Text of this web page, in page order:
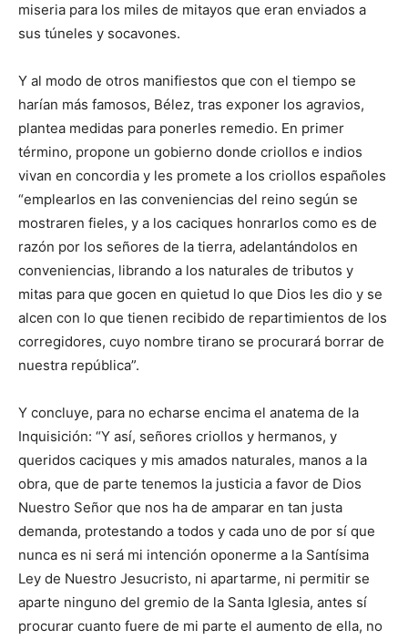
miseria para los miles de mitayos que eran enviados a
sus túneles y socavones.
Y al modo de otros manifiestos que con el tiempo se
harían más famosos, Bélez, tras exponer los agravios,
plantea medidas para ponerles remedio. En primer
término, propone un gobierno donde criollos e indios
vivan en concordia y les promete a los criollos españoles
“emplearlos en las conveniencias del reino según se
mostraren fieles, y a los caciques honrarlos como es de
razón por los señores de la tierra, adelantándolos en
conveniencias, librando a los naturales de tributos y
mitas para que gocen en quietud lo que Dios les dio y se
alcen con lo que tienen recibido de repartimientos de los
corregidores, cuyo nombre tirano se procurará borrar de
nuestra república”.
Y concluye, para no echarse encima el anatema de la
Inquisición: “Y así, señores criollos y hermanos, y
queridos caciques y mis amados naturales, manos a la
obra, que de parte tenemos la justicia a favor de Dios
Nuestro Señor que nos ha de amparar en tan justa
demanda, protestando a todos y cada uno de por sí que
nunca es ni será mi intención oponerme a la Santísima
Ley de Nuestro Jesucristo, ni apartarme, ni permitir se
aparte ninguno del gremio de la Santa Iglesia, antes sí
procurar cuanto fuere de mi parte el aumento de ella, no